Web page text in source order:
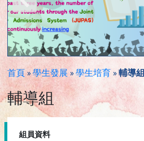
首頁»學生發展»學生培育 »輔導組
輔導組
組員資料